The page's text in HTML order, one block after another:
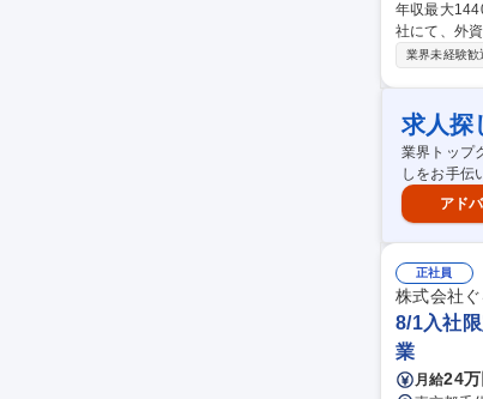
年収最大1440万/英語活用 仕事の内容 フィジカルセキ
社にて、外資系大手
深耕営業・
ジャー（外
業界未経験歓
求人探
業界トップ
しをお手伝
アド
正社員
株式会社
8/1入社
業
月給24